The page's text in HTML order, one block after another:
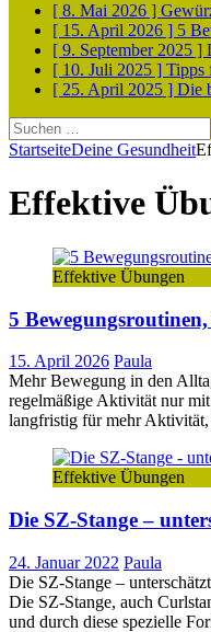
[ 8. Mai 2026 ]
[ 15. April 2026 ] 5
[ 9. September 2025 ]
[ 10. Juli 2025 ] Tipps
[ 25. April 2025 ] Die
Suchen
nach:
StartseiteDeine Gesundheit
Effektive
Effektive Übungen
5
15. April 2026 Paula
Mehr Bewegung in den
regelmäßige Aktivität nur
langfristig für mehr Aktivität,
Effektive Übungen
Die SZ-Stange –
24. Januar 2022 Paula
Die SZ-Stange –
Die SZ-Stange, auch
und durch diese spezielle